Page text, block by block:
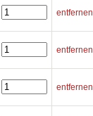
entfernen
entfernen
entfernen